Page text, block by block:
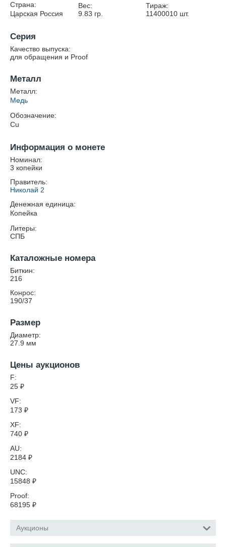
Страна:
Царская Россия
Вес:
9.83 гр.
Тираж:
11400010 шт.
Серия
Качество выпуска:
для обращения и Proof
Металл
Металл:
Медь
Обозначение:
Cu
Информация о монете
Номинал:
3 копейки
Правитель:
Николай 2
Денежная единица:
Копейка
Литеры:
СПБ
Каталожные номера
Биткин:
216
Конрос:
190/37
Размер
Диаметр:
27.9 мм
Цены аукционов
F:
25 ₽
VF:
173 ₽
XF:
740 ₽
AU:
2184 ₽
UNC:
15848 ₽
Proof:
68195 ₽
Аукционы